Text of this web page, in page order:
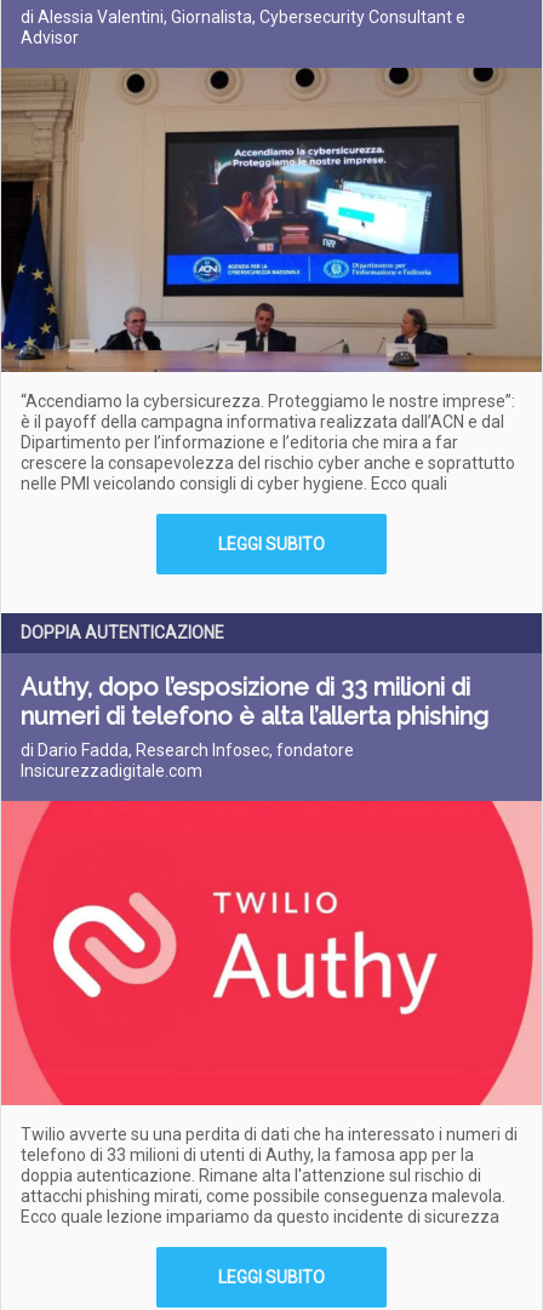
di Alessia Valentini, Giornalista, Cybersecurity Consultant e
Advisor
“Accendiamo la cybersicurezza. Proteggiamo le nostre imprese”:
è il payoff della campagna informativa realizzata dall’ACN e dal
Dipartimento per l’informazione e l’editoria che mira a far
crescere la consapevolezza del rischio cyber anche e soprattutto
nelle PMI veicolando consigli di cyber hygiene. Ecco quali
LEGGI SUBITO
DOPPIA AUTENTICAZIONE
Authy, dopo l’esposizione di 33 milioni di
numeri di telefono è alta l’allerta phishing
di Dario Fadda, Research Infosec, fondatore
Insicurezzadigitale.com
Twilio avverte su una perdita di dati che ha interessato i numeri di
telefono di 33 milioni di utenti di Authy, la famosa app per la
doppia autenticazione. Rimane alta l'attenzione sul rischio di
attacchi phishing mirati, come possibile conseguenza malevola.
Ecco quale lezione impariamo da questo incidente di sicurezza
LEGGI SUBITO